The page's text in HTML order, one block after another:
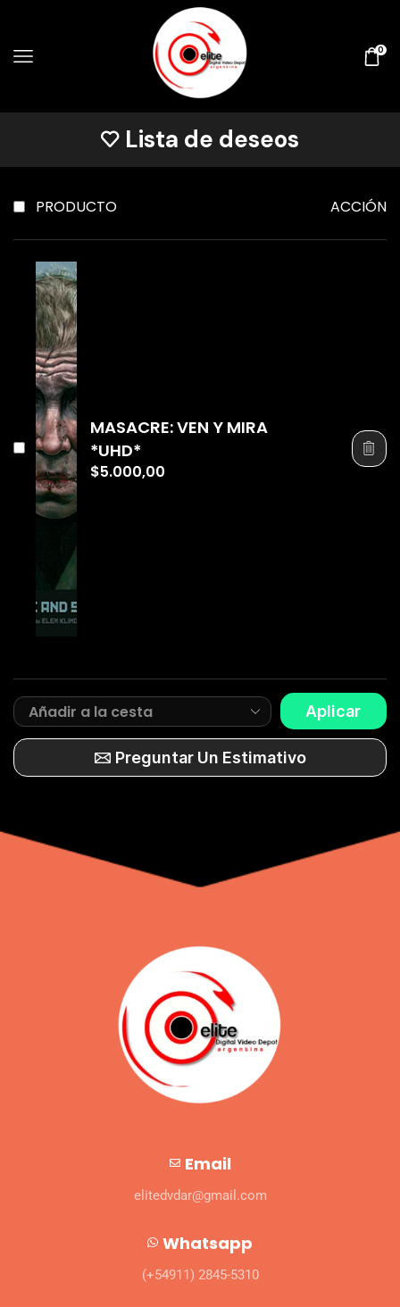
0
Lista de deseos
PRODUCTO ACCIÓN
MASACRE: VEN Y MIRA
*UHD*
$5.000,00
Aplicar
Preguntar Un Estimativo
Email
elitedvdar@gmail.com
Whatsapp
(+54911) 2845-5310